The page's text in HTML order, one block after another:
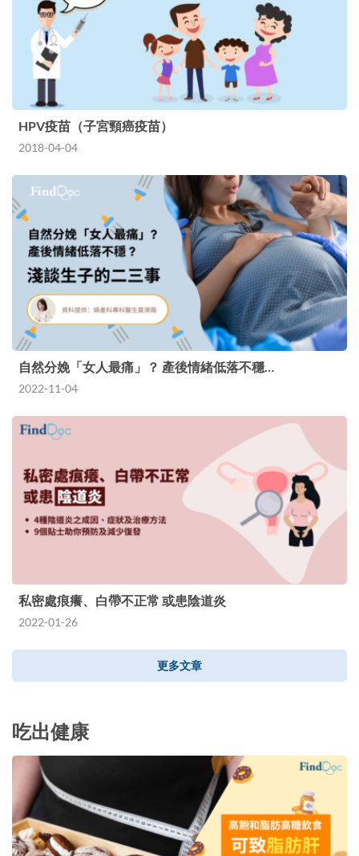
HPV疫苗（子宮頸癌疫苗）
2018-04-04
自然分娩「女人最痛」？ 產後情緒低落不穩…
2022-11-04
私密處痕癢、白帶不正常 或患陰道炎
2022-01-26
更多文章
吃出健康